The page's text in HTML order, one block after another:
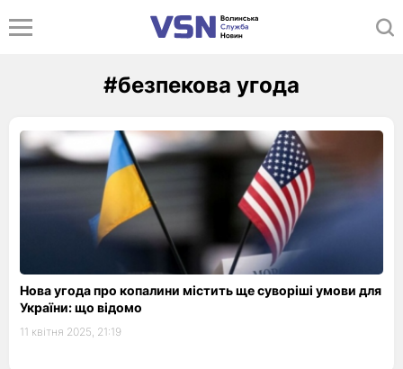
#безпекова угода
Нова угода про копалини містить ще суворіші умови для
України: що відомо
11 квітня 2025, 21:19